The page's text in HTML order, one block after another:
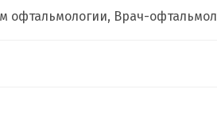
офтальмологии, Врач-